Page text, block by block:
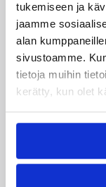
tukemiseen ja
jaamme
alan
sivustoamme.
tietoja muihin
kerätty, kun olet